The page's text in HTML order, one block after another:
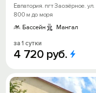
Евпатория. пгт Заозёрное.
800 м до моря
Бассейн
Мангал
за 1 сутки
4 720 руб.